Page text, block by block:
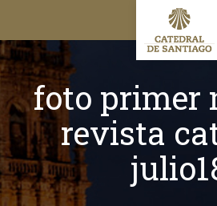
Toggle
navigation
foto primer
revista